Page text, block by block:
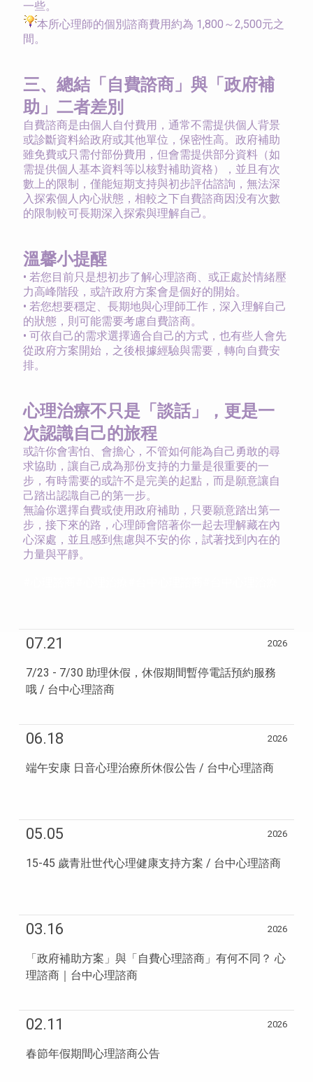
一些。
本所心理師的個別諮商費用約為 1,800～2,500元之
間。
三、總結「自費諮商」與「政府補
助」二者差別
自費諮商是由個人自付費用，通常不需提供個人背景
或診斷資料給政府或其他單位，保密性高。政府補助
雖免費或只需付部份費用，但會需提供部分資料（如
需提供個人基本資料等以核對補助資格），並且有次
數上的限制，僅能短期支持與初步評估諮詢，無法深
入探索個人內心狀態，相較之下自費諮商因没有次數
的限制較可長期深入探索與理解自己。
溫馨小提醒
• 若您目前只是想初步了解心理諮商、或正處於情緒壓
力高峰階段，或許政府方案會是個好的開始。
• 若您想要穩定、長期地與心理師工作，深入理解自己
的狀態，則可能需要考慮自費諮商。
• 可依自己的需求選擇適合自己的方式，也有些人會先
從政府方案開始，之後根據經驗與需要，轉向自費安
排。
心理治療不只是「談話」，更是一
次認識自己的旅程
或許你會害怕、會擔心，不管如何能為自己勇敢的尋
求協助，讓自己成為那份支持的力量是很重要的一
步，有時需要的或許不是完美的起點，而是願意讓自
己踏出認識自己的第一步。
無論你選擇自費或使用政府補助，只要願意踏出第一
步，接下來的路，心理師會陪著你一起去理解藏在內
心深處，並且感到焦慮與不安的你，試著找到內在的
力量與平靜。
07.21 2026
7/23 - 7/30 助理休假，休假期間暫停電話預約服務
哦 / 台中心理諮商
06.18 2026
端午安康 日音心理治療所休假公告 / 台中心理諮商
05.05 2026
15-45 歲青壯世代心理健康支持方案 / 台中心理諮商
03.16 2026
「政府補助方案」與「自費心理諮商」有何不同？ 心
理諮商｜台中心理諮商
02.11 2026
春節年假期間心理諮商公告